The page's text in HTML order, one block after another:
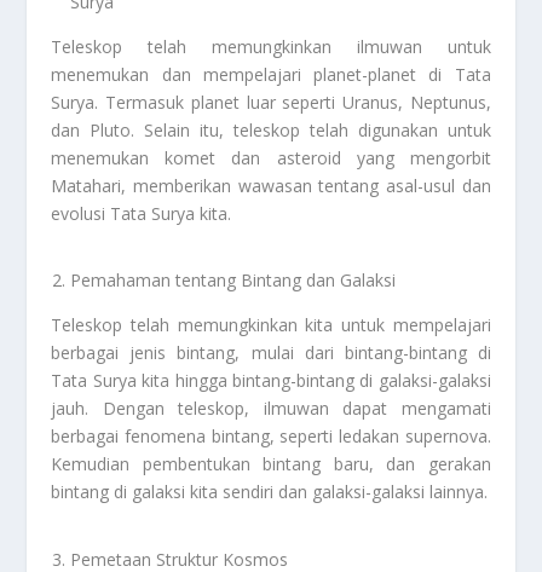
Teleskop telah memungkinkan ilmuwan untuk
menemukan dan mempelajari planet-planet di Tata
Surya. Termasuk planet luar seperti Uranus, Neptunus,
dan Pluto. Selain itu, teleskop telah digunakan untuk
menemukan komet dan asteroid yang mengorbit
Matahari, memberikan wawasan tentang asal-usul dan
evolusi Tata Surya kita.
Pemahaman tentang Bintang dan Galaksi
Teleskop telah memungkinkan kita untuk mempelajari
berbagai jenis bintang, mulai dari bintang-bintang di
Tata Surya kita hingga bintang-bintang di galaksi-galaksi
jauh. Dengan teleskop, ilmuwan dapat mengamati
berbagai fenomena bintang, seperti ledakan supernova.
Kemudian pembentukan bintang baru, dan gerakan
bintang di galaksi kita sendiri dan galaksi-galaksi lainnya.
Pemetaan Struktur Kosmos